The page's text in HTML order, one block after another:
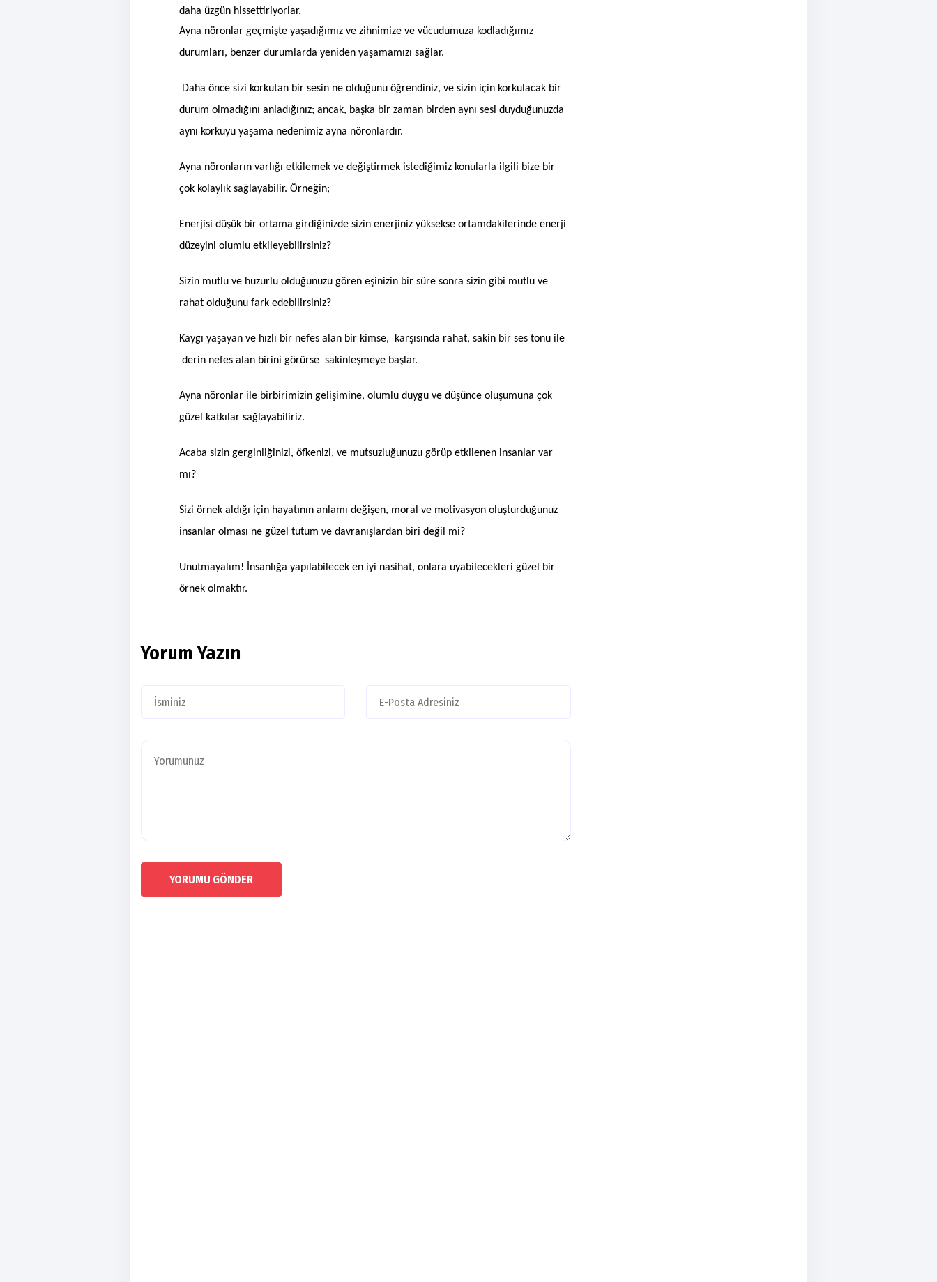
daha üzgün hissettiriyorlar.
Ayna nöronlar geçmişte yaşadığımız ve zihnimize ve vücudumuza kodladığımız
durumları, benzer durumlarda yeniden yaşamamızı sağlar.
Daha önce sizi korkutan bir sesin ne olduğunu öğrendiniz, ve sizin için korkulacak bir
durum olmadığını anladığınız; ancak, başka bir zaman birden aynı sesi duyduğunuzda
aynı korkuyu yaşama nedenimiz ayna nöronlardır.
Ayna nöronların varlığı etkilemek ve değiştirmek istediğimiz konularla ilgili bize bir
çok kolaylık sağlayabilir. Örneğin;
Enerjisi düşük bir ortama girdiğinizde sizin enerjiniz yüksekse ortamdakilerinde enerji
düzeyini olumlu etkileyebilirsiniz?
Sizin mutlu ve huzurlu olduğunuzu gören eşinizin bir süre sonra sizin gibi mutlu ve
rahat olduğunu fark edebilirsiniz?
Kaygı yaşayan ve hızlı bir nefes alan bir kimse, karşısında rahat, sakin bir ses tonu ile
derin nefes alan birini görürse sakinleşmeye başlar.
Ayna nöronlar ile birbirimizin gelişimine, olumlu duygu ve düşünce oluşumuna çok
güzel katkılar sağlayabiliriz.
Acaba sizin gerginliğinizi, öfkenizi, ve mutsuzluğunuzu görüp etkilenen insanlar var
mı?
Sizi örnek aldığı için hayatının anlamı değişen, moral ve motivasyon oluşturduğunuz
insanlar olması ne güzel tutum ve davranışlardan biri değil mi?
Unutmayalım! İnsanlığa yapılabilecek en iyi nasihat, onlara uyabilecekleri güzel bir
örnek olmaktır.
Yorum Yazın
YORUMU GÖNDER